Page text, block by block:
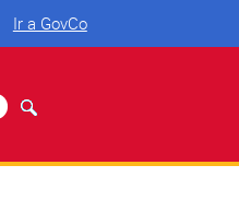
Ir a GovCo
búsqueda